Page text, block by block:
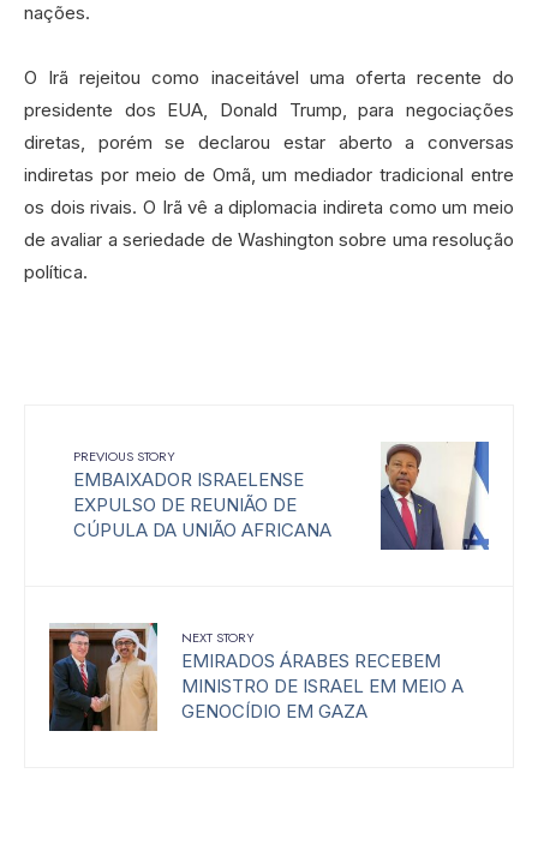
nações.
O Irã rejeitou como inaceitável uma oferta recente do
presidente dos EUA, Donald Trump, para negociações
diretas, porém se declarou estar aberto a conversas
indiretas por meio de Omã, um mediador tradicional entre
os dois rivais. O Irã vê a diplomacia indireta como um meio
de avaliar a seriedade de Washington sobre uma resolução
política.
PREVIOUS STORY
EMBAIXADOR ISRAELENSE
EXPULSO DE REUNIÃO DE
CÚPULA DA UNIÃO AFRICANA
NEXT STORY
EMIRADOS ÁRABES RECEBEM
MINISTRO DE ISRAEL EM MEIO A
GENOCÍDIO EM GAZA